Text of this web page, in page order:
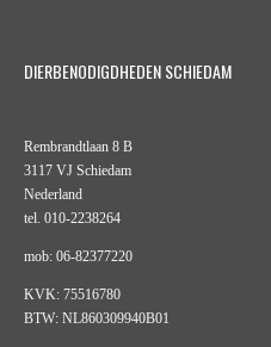
DIERBENODIGDHEDEN SCHIEDAM
Rembrandtlaan 8 B
3117 VJ Schiedam
Nederland
tel. 010-2238264
mob: 06-82377220
KVK: 75516780
BTW: NL860309940B01